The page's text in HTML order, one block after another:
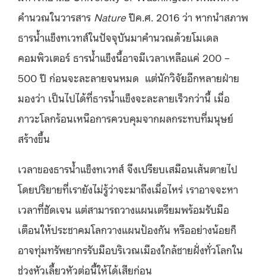
คำนวณในวารสาร Nature ปีค.ศ. 2016 ว่า หากนำสภาพ
ธารน้ำแข็งทเวทส์ในปัจจุบันมาคำนวณด้วยโมเดล
คอมพิวเตอร์ ธารน้ำแข็งนี้อาจมีเวลาเหลือแค่ 200 –
500 ปี ก่อนจะละลายจนหมด แต่นักวิจัยอีกหลายฝ่าย
มองว่า เป็นไปได้ที่ธารน้ำแข็งจะละลายเร็วกว่านี้ เมื่อ
ภาวะโลกร้อนเหนือการควบคุมจากผลกระทบที่มนุษย์
สร้างขึ้น
เวลาของธารน้ำแข็งทเวทส์ จึงเปรียบเสมือนเส้นตายไป
โดยปริยายที่เรายังไม่รู้ว่าจะมาถึงเมื่อไหร่ เราอาจจะหา
เวลาที่ชัดเจน แต่สามารถวางแผนเตรียมพร้อมรับมือ
เตือนให้ประชาคมโลกวางแผนป้องกัน หรืออย่างน้อยก็
อาจทุ่มทรัพยากรรับมือบริเวณเมืองใกล้ชายฝั่งทั่วโลกใน
ช่วงหัวเลี้ยวหัวต่อนี้ให้ได้เสียก่อน